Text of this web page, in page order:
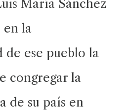
María Sánchez
en la
ese pueblo la
congregar la
de su país en